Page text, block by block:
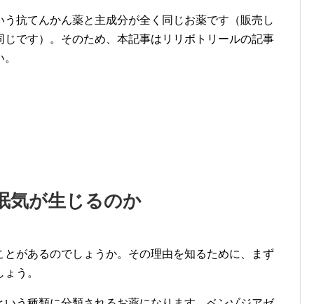
抗てんかん薬と主成分が全く同じお薬です（販売し
です）。そのため、本記事はリリボトリールの記事
気が生じるのか
があるのでしょうか。その理由を知るために、まず
う。